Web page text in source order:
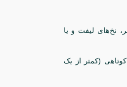
نخ‌های لیفت و یا
(کمتر از یک